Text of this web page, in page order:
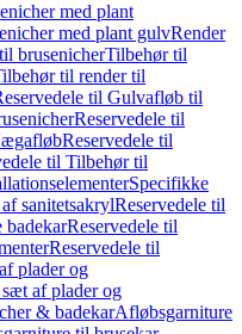
med plant
med plant gulvRender
brusenicherTilbehør til
til render til
til Gulvafløb til
Reservedele til
Reservedele til
til Tilbehør til
Specifikke
sanitetsakrylReservedele til
badekarReservedele til
Reservedele til
plader og
af plader og
& badekarAfløbsgarniture